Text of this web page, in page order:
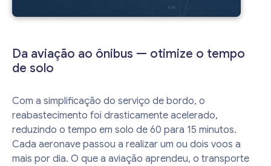
Da aviação ao ônibus — otimize o tempo
de solo
Com a simplificação do serviço de bordo, o
reabastecimento foi drasticamente acelerado,
reduzindo o tempo em solo de 60 para 15 minutos.
Cada aeronave passou a realizar um ou dois voos a
mais por dia. O que a aviação aprendeu, o transporte